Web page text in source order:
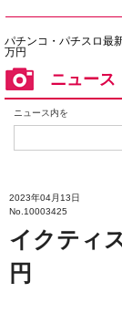
パチンコ・パチスロ最
万円
ニュース
ニュース内を
2023年04月13日
No.10003425
イクティ
円